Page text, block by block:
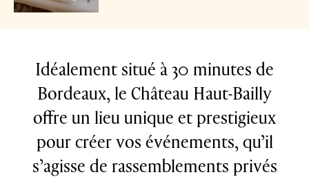
Idéalement situé à 30 minutes de
Bordeaux, le Château Haut-Bailly
offre un lieu unique et prestigieux
pour créer vos événements, qu’il
s’agisse de rassemblements privés